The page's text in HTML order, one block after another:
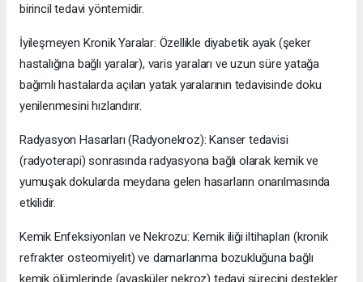
birincil tedavi yöntemidir.
İyileşmeyen Kronik Yaralar: Özellikle diyabetik ayak (şeker
hastalığına bağlı yaralar), varis yaraları ve uzun süre yatağa
bağımlı hastalarda açılan yatak yaralarının tedavisinde doku
yenilenmesini hızlandırır.
Radyasyon Hasarları (Radyonekroz): Kanser tedavisi
(radyoterapi) sonrasında radyasyona bağlı olarak kemik ve
yumuşak dokularda meydana gelen hasarların onarılmasında
etkilidir.
Kemik Enfeksiyonları ve Nekrozu: Kemik iliği iltihapları (kronik
refrakter osteomiyelit) ve damarlanma bozukluğuna bağlı
kemik ölümlerinde (avasküler nekroz) tedavi sürecini destekler.